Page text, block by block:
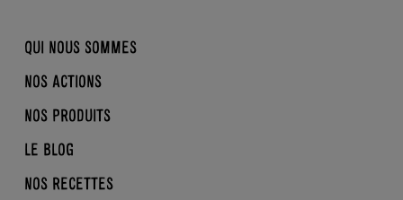
QUI NOUS SOMMES
NOTRE HISTOIRE
NOTRE RAISON D’ÊTRE
NOTRE COLLECTIF MILITANT
NOS ACTIONS
LA CONVERSION EN BIO
REINE MATHILDE
DDM
NOS PRODUITS
BRASSÉS
DESSERTS
LE BLOG
NOS ACTUS
NOS RECETTES